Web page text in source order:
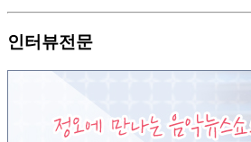
인터뷰전문